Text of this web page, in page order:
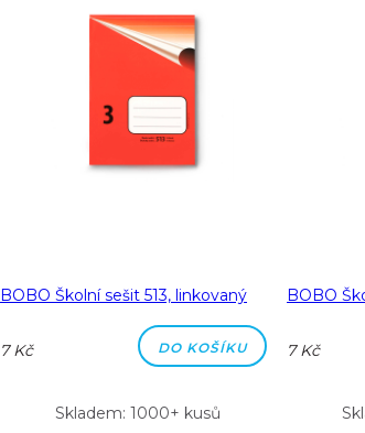
BOBO Školní sešit 513, linkovaný
7 Kč DO KOŠÍKU
Skladem: 1000+ kusů
BOBO
7 Kč